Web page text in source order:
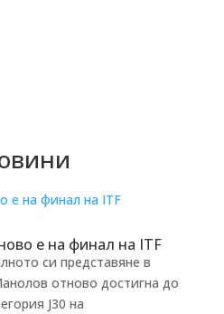
е на финал на ITF
си представяне в
отново достигна до
J30 на